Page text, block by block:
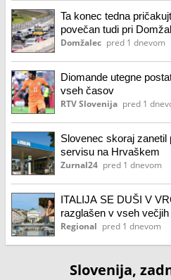
Ta konec tedna
povečan tudi pri
Domžalec pred 1 dnevom
Diomande utegne
vseh časov
RTV Slovenija pred 1
Slovenec skoraj
servisu na Hrvaškem
Zurnal24 pred 1 dnevom
ITALIJA SE DUŠI V
razglašen v vseh
Regional pred 1 dnevom
Slovenija,